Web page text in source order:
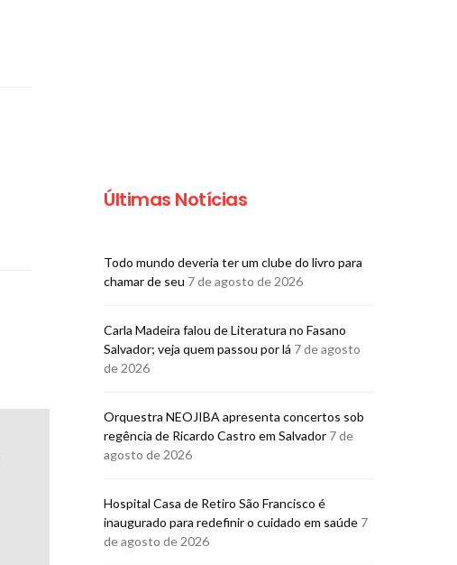
Últimas Notícias
Todo mundo deveria ter um clube do livro para
chamar de seu 7 de agosto de 2026
Carla Madeira falou de Literatura no Fasano
Salvador; veja quem passou por lá 7 de agosto
de 2026
Orquestra NEOJIBA apresenta concertos sob
regência de Ricardo Castro em Salvador 7 de
agosto de 2026
Hospital Casa de Retiro São Francisco é
inaugurado para redefinir o cuidado em saúde 7
de agosto de 2026